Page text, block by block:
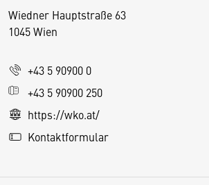
Wiedner Hauptstraße 63
1045 Wien
+43 5 90900 0
+43 5 90900 250
https://wko.at/
Kontaktformular
D
s
e
S
e